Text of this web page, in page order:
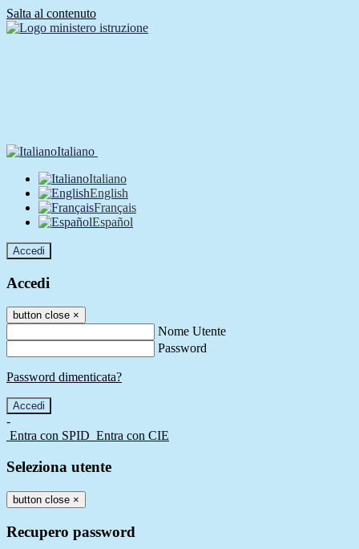
Salta al contenuto
Italiano
Italiano
English
Français
Español
Accedi
Accedi
button close ×
Nome Utente
Password
Password dimenticata?
-
Entra con SPID Entra con CIE
Seleziona utente
button close ×
Recupero password